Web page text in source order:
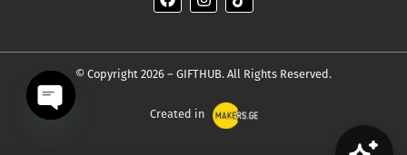
© Copyright 2026 – GIFTHUB. All Rights Reserved.
Created in